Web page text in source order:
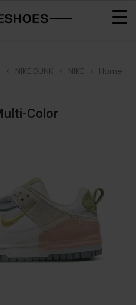
Home
NIKE
NIKE DUNK
Color